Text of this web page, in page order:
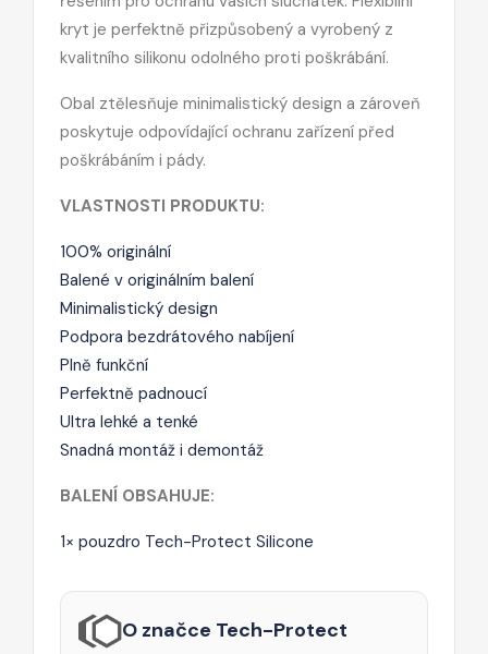
kryt je perfektně přizpůsobený a vyrobený z
kvalitního silikonu odolného proti poškrábání.
Obal ztělesňuje minimalistický design a zároveň
poskytuje odpovídající ochranu zařízení před
poškrábáním i pády.
VLASTNOSTI PRODUKTU:
100% originální
Balené v originálním balení
Minimalistický design
Podpora bezdrátového nabíjení
Plně funkční
Perfektně padnoucí
Ultra lehké a tenké
Snadná montáž i demontáž
BALENÍ OBSAHUJE:
1× pouzdro Tech-Protect Silicone
O značce Tech-Protect